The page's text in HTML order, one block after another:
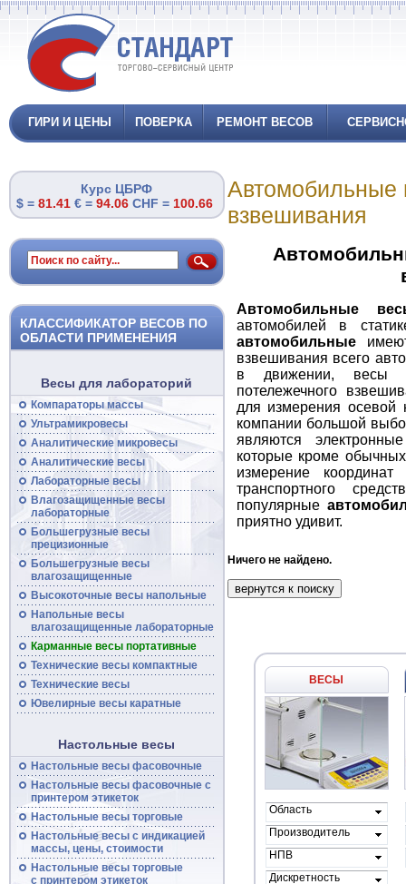
ГИРИ И ЦЕНЫ ПОВЕРКА РЕМОНТ ВЕСОВ
Курс ЦБРФ
$ = 81.41 € = 94.06 CHF = 100.66
КЛАССИФИКАТОР ВЕСОВ ПО
ОБЛАСТИ ПРИМЕНЕНИЯ
Весы для лабораторий
Компараторы массы
Ультрамикровесы
Аналитические микровесы
Аналитические весы
Лабораторные весы
Влагозащищенные весы
лабораторные
Большегрузные весы
прецизионные
Большегрузные весы
влагозащищенные
Высокоточные весынапольные
Напольные весы
влагозащищенные лабораторные
Карманные весы портативные
Технические весыкомпактные
Технические весы
Ювелирные весы каратные
Настольные весы
Настольные весы фасовочные
Настольные весыфасовочные с
принтером этикеток
Настольные весы торговые
Настольныевесыс индикацией
массы, цены, стоимости
Настольные весыторговые
с принтером этикеток
Автомобильные
взвешивания
Автомобильные
автомобилей в
автомобильныеимеют
взвешивания всего
в движении, весы
потележечного
для измерения осевой
компании большой
являются
которые кроме
измерение
транспортного
популярные
приятно удивит.
Ничего не найдено.
ВЕСЫ
Область
применения
Производитель
весов
НПВ
Дискретность